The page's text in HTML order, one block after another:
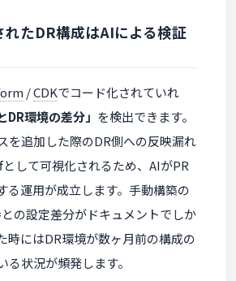
れたDR構成はAIによる検証
/CDKでコード化されていれ
DR環境の差分」 を検出できます。
を追加した際のDR側への反映漏れ
して可視化されるため、AIがPR
る運用が成立します。手動構築の
の設定差分がドキュメントでしか
時にはDR環境が数ヶ月前の構成の
る状況が頻発します。